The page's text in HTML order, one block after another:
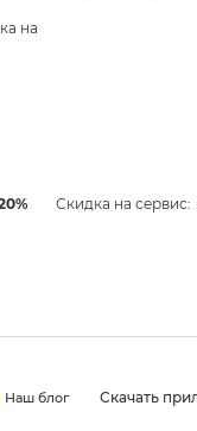
на
Скидка на сервис:
Наш блог Скачать